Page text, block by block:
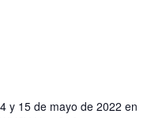
y 15 de mayo de 2022 en